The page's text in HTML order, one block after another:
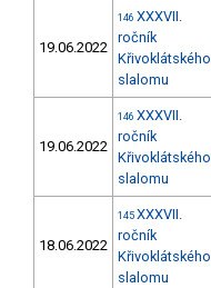
19.06.2022
146 XXXVII.
ročník
Křivoklátského
slalomu
19.06.2022
146 XXXVII.
ročník
Křivoklátského
slalomu
18.06.2022
145 XXXVII.
ročník
Křivoklátského
slalomu